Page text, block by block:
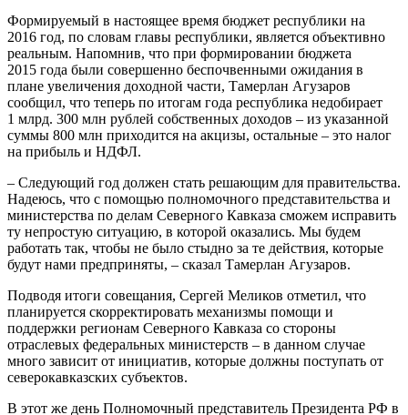
Формируемый в настоящее время бюджет республики на
2016 год, по словам главы республики, является объективно
реальным. Напомнив, что при формировании бюджета
2015 года были совершенно беспочвенными ожидания в
плане увеличения доходной части, Тамерлан Агузаров
сообщил, что теперь по итогам года республика недобирает
1 млрд. 300 млн рублей собственных доходов – из указанной
суммы 800 млн приходится на акцизы, остальные – это налог
на прибыль и НДФЛ.
– Следующий год должен стать решающим для правительства.
Надеюсь, что с помощью полномочного представительства и
министерства по делам Северного Кавказа сможем исправить
ту непростую ситуацию, в которой оказались. Мы будем
работать так, чтобы не было стыдно за те действия, которые
будут нами предприняты, – сказал Тамерлан Агузаров.
Подводя итоги совещания, Сергей Меликов отметил, что
планируется скорректировать механизмы помощи и
поддержки регионам Северного Кавказа со стороны
отраслевых федеральных министерств – в данном случае
много зависит от инициатив, которые должны поступать от
северокавказских субъектов.
В этот же день Полномочный представитель Президента РФ в